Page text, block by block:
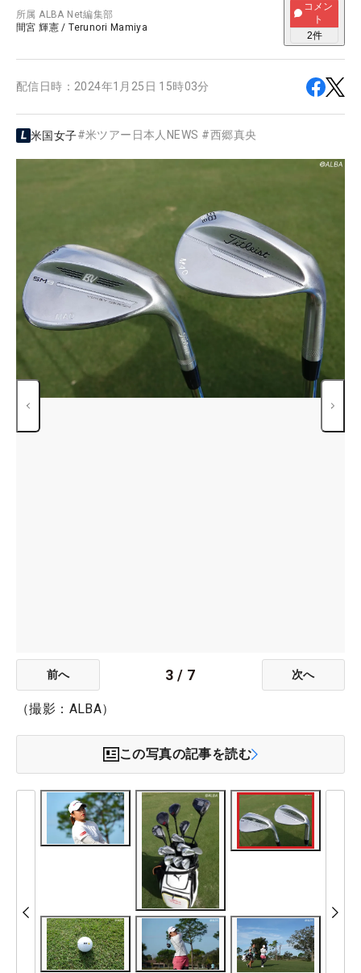
所属ALBA Net編集部
間宮 輝憲 /Terunori Mamiya
コメン
ト
2件
配信日時： 2024年1月25日 15時03分
米国女子#米ツアー日本人NEWS #西郷真央
前へ 3 / 7 次へ
（撮影：ALBA）
この写真の記事を読む